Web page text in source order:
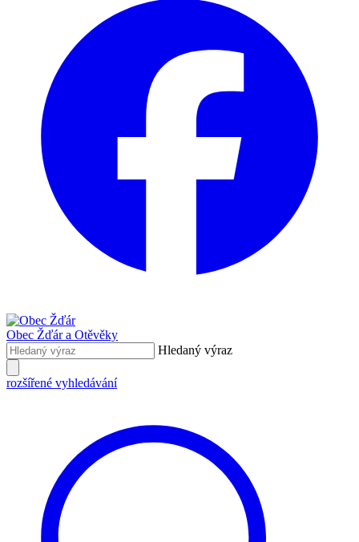
Obec Žďár a Otěvěky
Hledaný výraz
rozšířené vyhledávání